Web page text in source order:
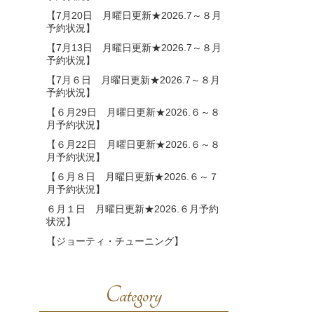
【7月20日 月曜日更新★2026.7～８月
予約状況】
【7月13日 月曜日更新★2026.7～８月
予約状況】
【7月６日 月曜日更新★2026.7～８月
予約状況】
【６月29日 月曜日更新★2026.６～８
月予約状況】
【６月22日 月曜日更新★2026.６～８
月予約状況】
【６月８日 月曜日更新★2026.６～７
月予約状況】
６月１日 月曜日更新★2026.６月予約
状況】
【ジョーティ・チューニング】
Category